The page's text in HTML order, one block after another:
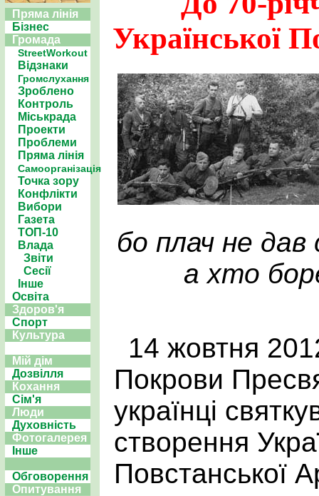
Пряма лінія
Бізнес
Громада
StreetWorkout
Відзнаки
Громслухання
Зроблено
Контроль
Міськрада
Проекти
Проблеми
Пряма лінія
Самоорганізація
Точка зору
Конфлікти
Вибори
Газета
ТОП-10
Влада
Звіти
Сесії
Інше
Освіта
Здоров'я
Спорт
Культура
Мій дім
Дозвілля
Кохання
Сім'я
Люди
Духовність
Фотогалерея
Інше
Обговорення
Опитування
Української
бо плач не дав
а хто
14 жовтня
Покрови
українці
створення
Повстанської